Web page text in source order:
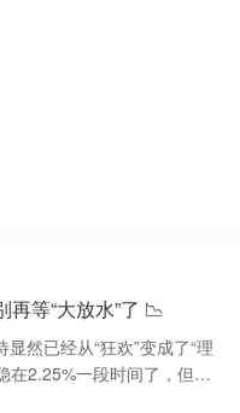
有些周日是7:30开，有些
月1日国庆节当天也是中午
然官方在受影
转效率肯定没法和轨道交
应用确认实时状态，并
困在车站打乱了全天的计
等“大放水”了 📉
然已经从“狂欢”变成了“理
在2.25%一段时间了，但想
基本已经是不可能的幻